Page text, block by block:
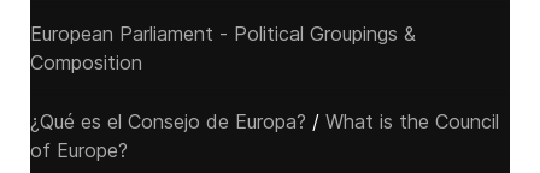
European Parliament - Political Groupings &
Composition
¿Qué es el Consejo de Europa? / What is the Council
of Europe?